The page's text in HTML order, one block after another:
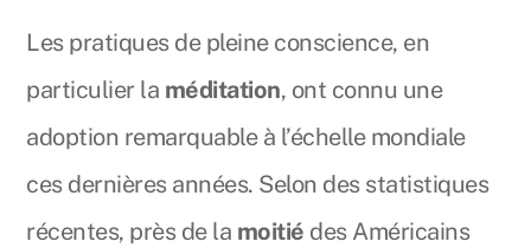
Les pratiques de pleine conscience, en
particulier la méditation, ont connu une
adoption remarquable à l’échelle mondiale
ces dernières années. Selon des statistiques
récentes, près de la moitié des Américains